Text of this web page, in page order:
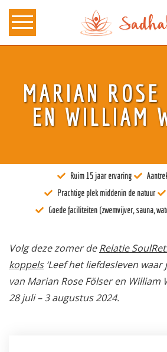
Kunst
Bewustzijn
Docenten
Verblijven
Informatie
Prijzen
MARIAN ROSE
EN WILLIAM
Ruim 15 jaar ervaring
Prachtige plek middenin de natuur
Goede faciliteiten (zwemvijver, sauna,
Volg deze zomer deRelatie
koppels‘Leef het liefdesleven waar
van Marian Rose Fölser en William
28 juli – 3 augustus 2024.